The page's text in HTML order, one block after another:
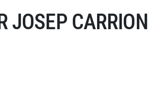
JOSEP CARRION